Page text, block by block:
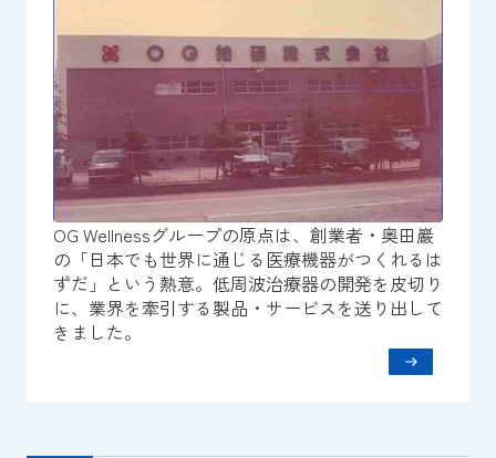
OG Wellnessグループの原点は、創業者・奥田巖
の「日本でも世界に通じる医療機器がつくれるは
ずだ」という熱意。低周波治療器の開発を皮切り
に、業界を牽引する製品・サービスを送り出して
きました。